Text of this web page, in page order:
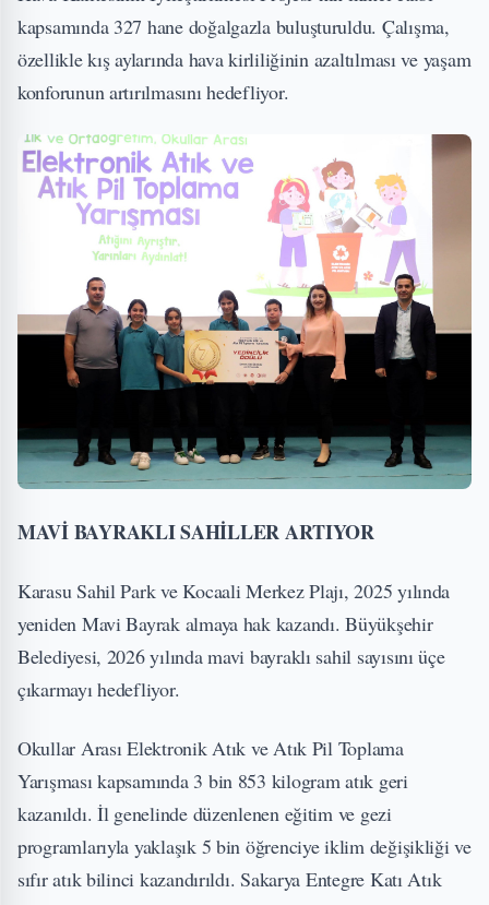
kapsamında 327 hane doğalgazla buluşturuldu. Çalışma,
özellikle kış aylarında hava kirliliğinin azaltılması ve yaşam
konforunun artırılmasını hedefliyor.
MAVİ BAYRAKLI SAHİLLER ARTIYOR
Karasu Sahil Park ve Kocaali Merkez Plajı, 2025 yılında
yeniden Mavi Bayrak almaya hak kazandı. Büyükşehir
Belediyesi, 2026 yılında mavi bayraklı sahil sayısını üçe
çıkarmayı hedefliyor.
Okullar Arası Elektronik Atık ve Atık Pil Toplama
Yarışması kapsamında 3 bin 853 kilogram atık geri
kazanıldı. İl genelinde düzenlenen eğitim ve gezi
programlarıyla yaklaşık 5 bin öğrenciye iklim değişikliği ve
sıfır atık bilinci kazandırıldı. Sakarya Entegre Katı Atık